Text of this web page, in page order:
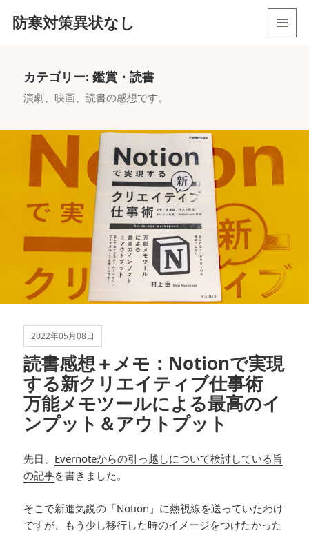
防寒対策異状なし
カテゴリー:鑑賞・読書
演劇、映画、読書の感想です。
2022年05月08日
読書感想＋メモ：Notionで実現
する新クリエイティブ仕事術
万能メモツールによる最高のイ
ンプット＆アウトプット
先日、 Evernoteからの引っ越しについて検討している旨
の記事を書きました。
そこで新進気鋭の「Notion」に熱視線を送っていたわけ
ですが、もう少し移行した時のイメージをつけたかった